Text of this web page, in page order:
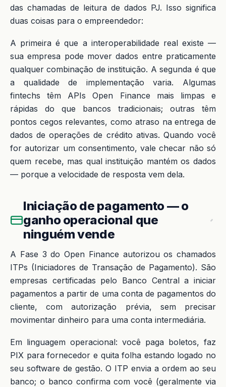
das chamadas de leitura de dados PJ. Isso significa
duas coisas para o empreendedor:
A primeira é que a interoperabilidade real existe —
sua empresa pode mover dados entre praticamente
qualquer combinação de instituição. A segunda é que
a qualidade de implementação varia. Algumas
fintechs têm APIs Open Finance mais limpas e
rápidas do que bancos tradicionais; outras têm
pontos cegos relevantes, como atraso na entrega de
dados de operações de crédito ativas. Quando você
for autorizar um consentimento, vale checar não só
quem recebe, mas qual instituição mantém os dados
— porque a velocidade de resposta vem dela.
Iniciação de pagamento — o
ganho operacional que
ninguém vende
A Fase 3 do Open Finance autorizou os chamados
ITPs (Iniciadores de Transação de Pagamento). São
empresas certificadas pelo Banco Central a iniciar
pagamentos a partir de uma conta de pagamentos do
cliente, com autorização prévia, sem precisar
movimentar dinheiro para uma conta intermediária.
Em linguagem operacional: você paga boletos, faz
PIX para fornecedor e quita folha estando logado no
seu software de gestão. O ITP envia a ordem ao seu
banco; o banco confirma com você (geralmente via